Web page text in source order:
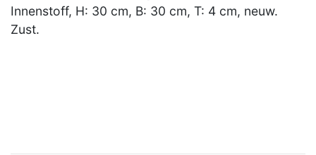
Innenstoff, H: 30 cm, B: 30 cm, T: 4 cm, neuw.
Zust.